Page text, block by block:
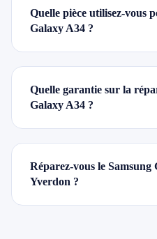
Quelle pièce utilisez-vous
Galaxy A34 ?
Quelle garantie sur la
Galaxy A34 ?
Réparez-vous le Samsung
Yverdon ?